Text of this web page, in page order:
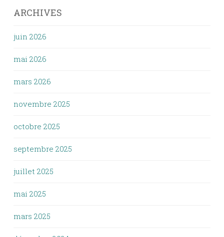
ARCHIVES
juin 2026
mai 2026
mars 2026
novembre 2025
octobre 2025
septembre 2025
juillet 2025
mai 2025
mars 2025